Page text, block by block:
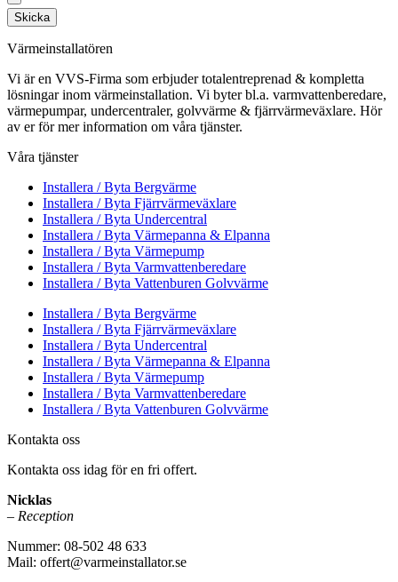
Skicka
Värmeinstallatören
Vi är en VVS-Firma som erbjuder totalentreprenad & kompletta
lösningar inom värmeinstallation. Vi byter bl.a. varmvattenberedare,
värmepumpar, undercentraler, golvvärme & fjärrvärmeväxlare. Hör
av er för mer information om våra tjänster.
Våra tjänster
Installera / Byta Bergvärme
Installera / Byta Fjärrvärmeväxlare
Installera / Byta Undercentral
Installera / Byta Värmepanna & Elpanna
Installera / Byta Värmepump
Installera / Byta Varmvattenberedare
Installera / Byta Vattenburen Golvvärme
Installera / Byta Bergvärme
Installera / Byta Fjärrvärmeväxlare
Installera / Byta Undercentral
Installera / Byta Värmepanna & Elpanna
Installera / Byta Värmepump
Installera / Byta Varmvattenberedare
Installera / Byta Vattenburen Golvvärme
Kontakta oss
Kontakta oss idag för en fri offert.
Nicklas
– Reception
Nummer: 08-502 48 633
Mail: offert@varmeinstallator.se